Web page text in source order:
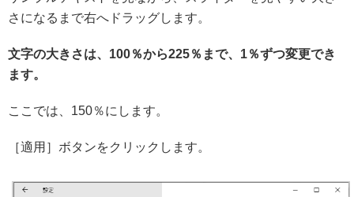
さになるまで右へドラッグします。
文字の大きさは、100％から225％まで、1％ずつ変更でき
ます。
ここでは、150％にします。
［適用］ボタンをクリックします。